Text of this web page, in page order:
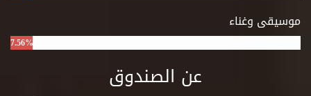
موسيقى وغناء
7.56%
عن الصندوق